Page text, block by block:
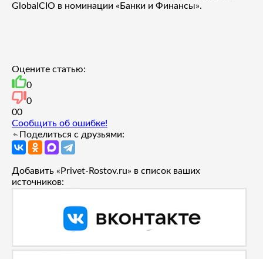
GlobalCIO в номинации «Банки и Финансы».
Оцените статью:
0
0
00
Сообщить об ошибке!
Поделиться с друзьями:
Добавить «Privet-Rostov.ru» в список ваших
источников: